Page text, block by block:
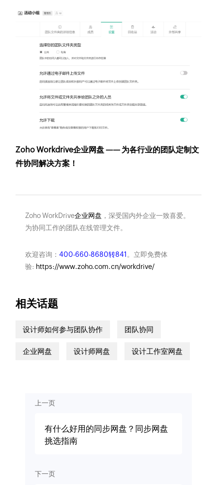
Zoho Workdrive企业网盘 —— 为各行业的团队定制文
件协同解决方案！
Zoho WorkDrive企业网盘 ，深受国内外企业一致喜爱。
为协同工作的团队在线管理文件。
欢迎咨询： 400-660-8680转841 。立即免费体
验: https://www.zoho.com.cn/workdrive/
相关话题
设计师如何参与团队协作 团队协同
企业网盘 设计师网盘 设计工作室网盘
上一页
有什么好用的同步网盘？同步网盘
挑选指南
下一页